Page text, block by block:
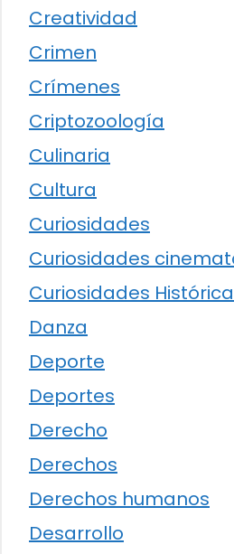
Creatividad
Crimen
Crímenes
Criptozoología
Culinaria
Cultura
Curiosidades
Curiosidades
Curiosidades
Danza
Deporte
Deportes
Derecho
Derechos
Derechos humanos
Desarrollo